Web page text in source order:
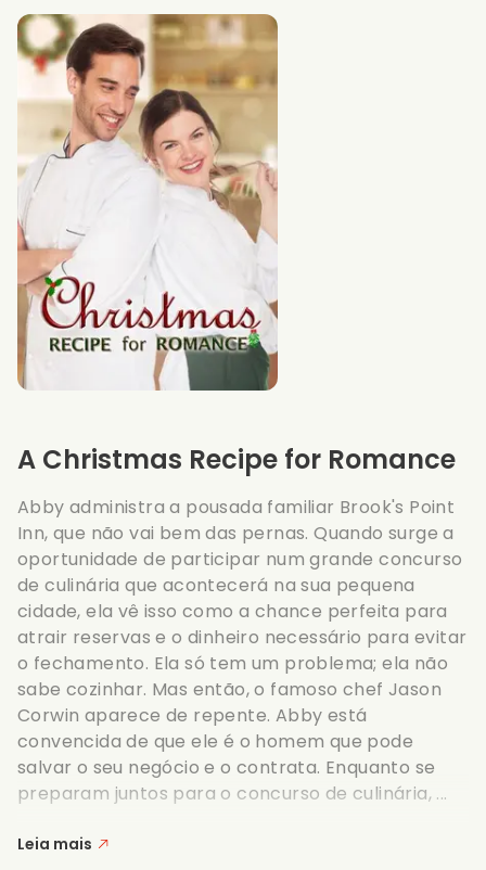
A Christmas Recipe for Romance
Abby administra a pousada familiar Brook's Point
Inn, que não vai bem das pernas. Quando surge a
oportunidade de participar num grande concurso
de culinária que acontecerá na sua pequena
cidade, ela vê isso como a chance perfeita para
atrair reservas e o dinheiro necessário para evitar
o fechamento. Ela só tem um problema; ela não
sabe cozinhar. Mas então, o famoso chef Jason
Corwin aparece de repente. Abby está
convencida de que ele é o homem que pode
salvar o seu negócio e o contrata. Enquanto se
preparam juntos para o concurso de culinária, ...
Leia mais